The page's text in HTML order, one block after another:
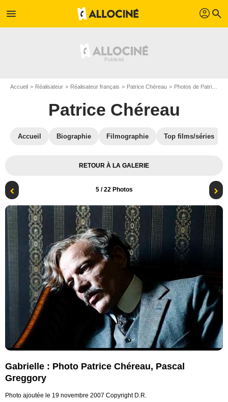
menu profil search
Accueil Réalisateur Réalisateur français Patrice Chéreau Photos de Patrice Chéreau
Patrice Chéreau
Accueil Biographie Filmographie Top films/séries
RETOUR À LA GALERIE
5/ 22 Photos
Gabrielle : Photo Patrice Chéreau, Pascal
Greggory
Photo ajoutée le 19 novembre 2007 Copyright D.R.